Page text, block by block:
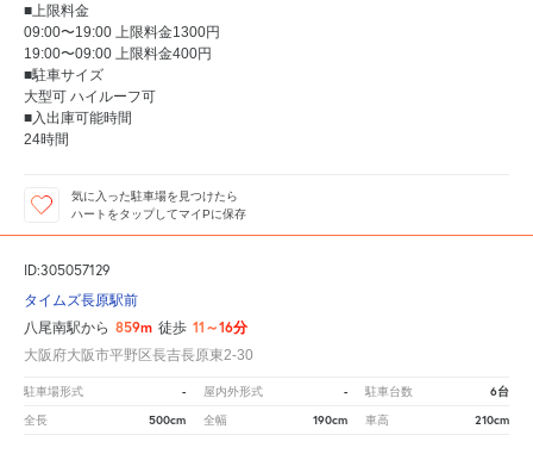
■上限料金
09:00〜19:00 上限料金1300円
19:00〜09:00 上限料金400円
■駐車サイズ
大型可 ハイルーフ可
■入出庫可能時間
24時間
気に入った駐車場を見つけたら
ハートをタップしてマイPに保存
ID:305057129
タイムズ長原駅前
八尾南駅から 859m 徒歩 11～16分
大阪府大阪市平野区長吉長原東2-30
駐車場形式 - 屋内外形式 - 駐車台数 6台
全長 500cm 全幅 190cm 車高 210cm